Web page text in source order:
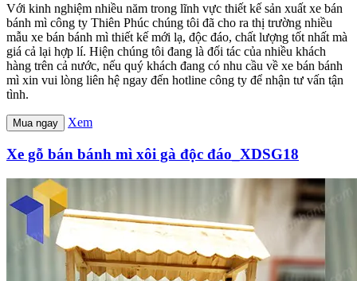
Với kinh nghiệm nhiều năm trong lĩnh vực thiết kế sản xuất xe bán
bánh mì công ty Thiên Phúc chúng tôi đã cho ra thị trường nhiều
mẫu xe bán bánh mì thiết kế mới lạ, độc đáo, chất lượng tốt nhất mà
giá cả lại hợp lí. Hiện chúng tôi đang là đối tác của nhiều khách
hàng trên cả nước, nếu quý khách đang có nhu cầu về xe bán bánh
mì xin vui lòng liên hệ ngay đến hotline công ty để nhận tư vấn tận
tình.
Mua ngay Xem
Xe gỗ bán bánh mì xôi gà độc đáo_XDSG18